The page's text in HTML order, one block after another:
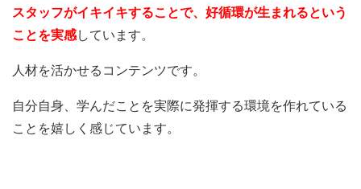
スタッフがイキイキすることで、好循環が生まれるという
ことを実感しています。
人材を活かせるコンテンツです。
自分自身、学んだことを実際に発揮する環境を作れている
ことを嬉しく感じています。